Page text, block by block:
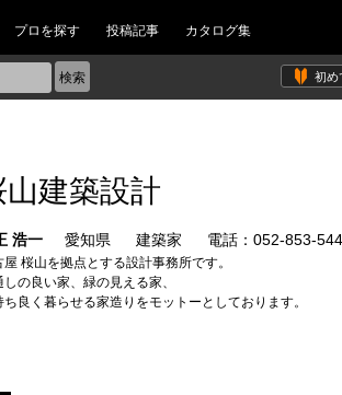
プロを探す 投稿記事 カタログ集
初め
山建築設計
浩一 愛知県 建築家 電話：052-853-
屋 桜山を拠点とする設計事務所です。
しの良い家、緑の見える家、
ち良く暮らせる家造りをモットーとしております。